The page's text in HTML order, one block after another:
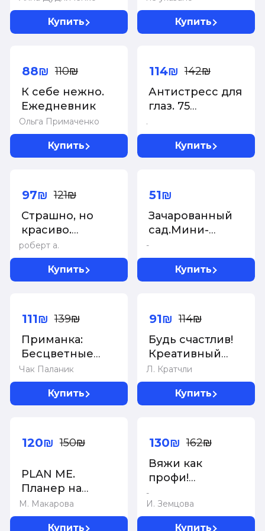
игрушек,
одежды и
аксессуаров
пошаговое
руководство
гончаров, 2-е
исправленное
Купить
вдохновения.
Купить
Ольга Примаченко
К себе нежно.
Ежедневник
88₪ 110₪
Купить
.
Антистресс для
глаз. 75
Тренировка и
восстановление
114₪ 142₪
Купить
роберт а.
Страшно, но
красиво.
Раскраска-
антистресс для
творчества и
97₪ 121₪
Купить
-
Зачарованный
сад.Мини-
раскраска-
антистресс для
творчества и
издание)
51₪
Купить
Чак Паланик
Приманка:
Бесцветные
истории,
которые
раскрасите вы
111₪ 139₪
Купить
Л. Кратчли
Будь счастлив!
Креативный
блокнот
91₪ 114₪
Купить
М. Макарова
PLAN ME.
Планер на
полгода
120₪ 150₪
Купить
-
И. Земцова
Вяжи как
профи!
Свитеры,
пуловеры,
кардиганы:
130₪ 162₪
Купить